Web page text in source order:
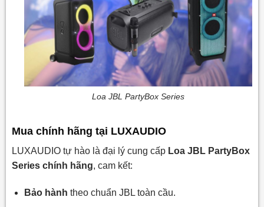
Loa JBL PartyBox Series
Mua chính hãng tại LUXAUDIO
LUXAUDIO tự hào là đại lý cung cấp Loa JBL PartyBox
Series chính hãng, cam kết:
Bảo hành theo chuẩn JBL toàn cầu.